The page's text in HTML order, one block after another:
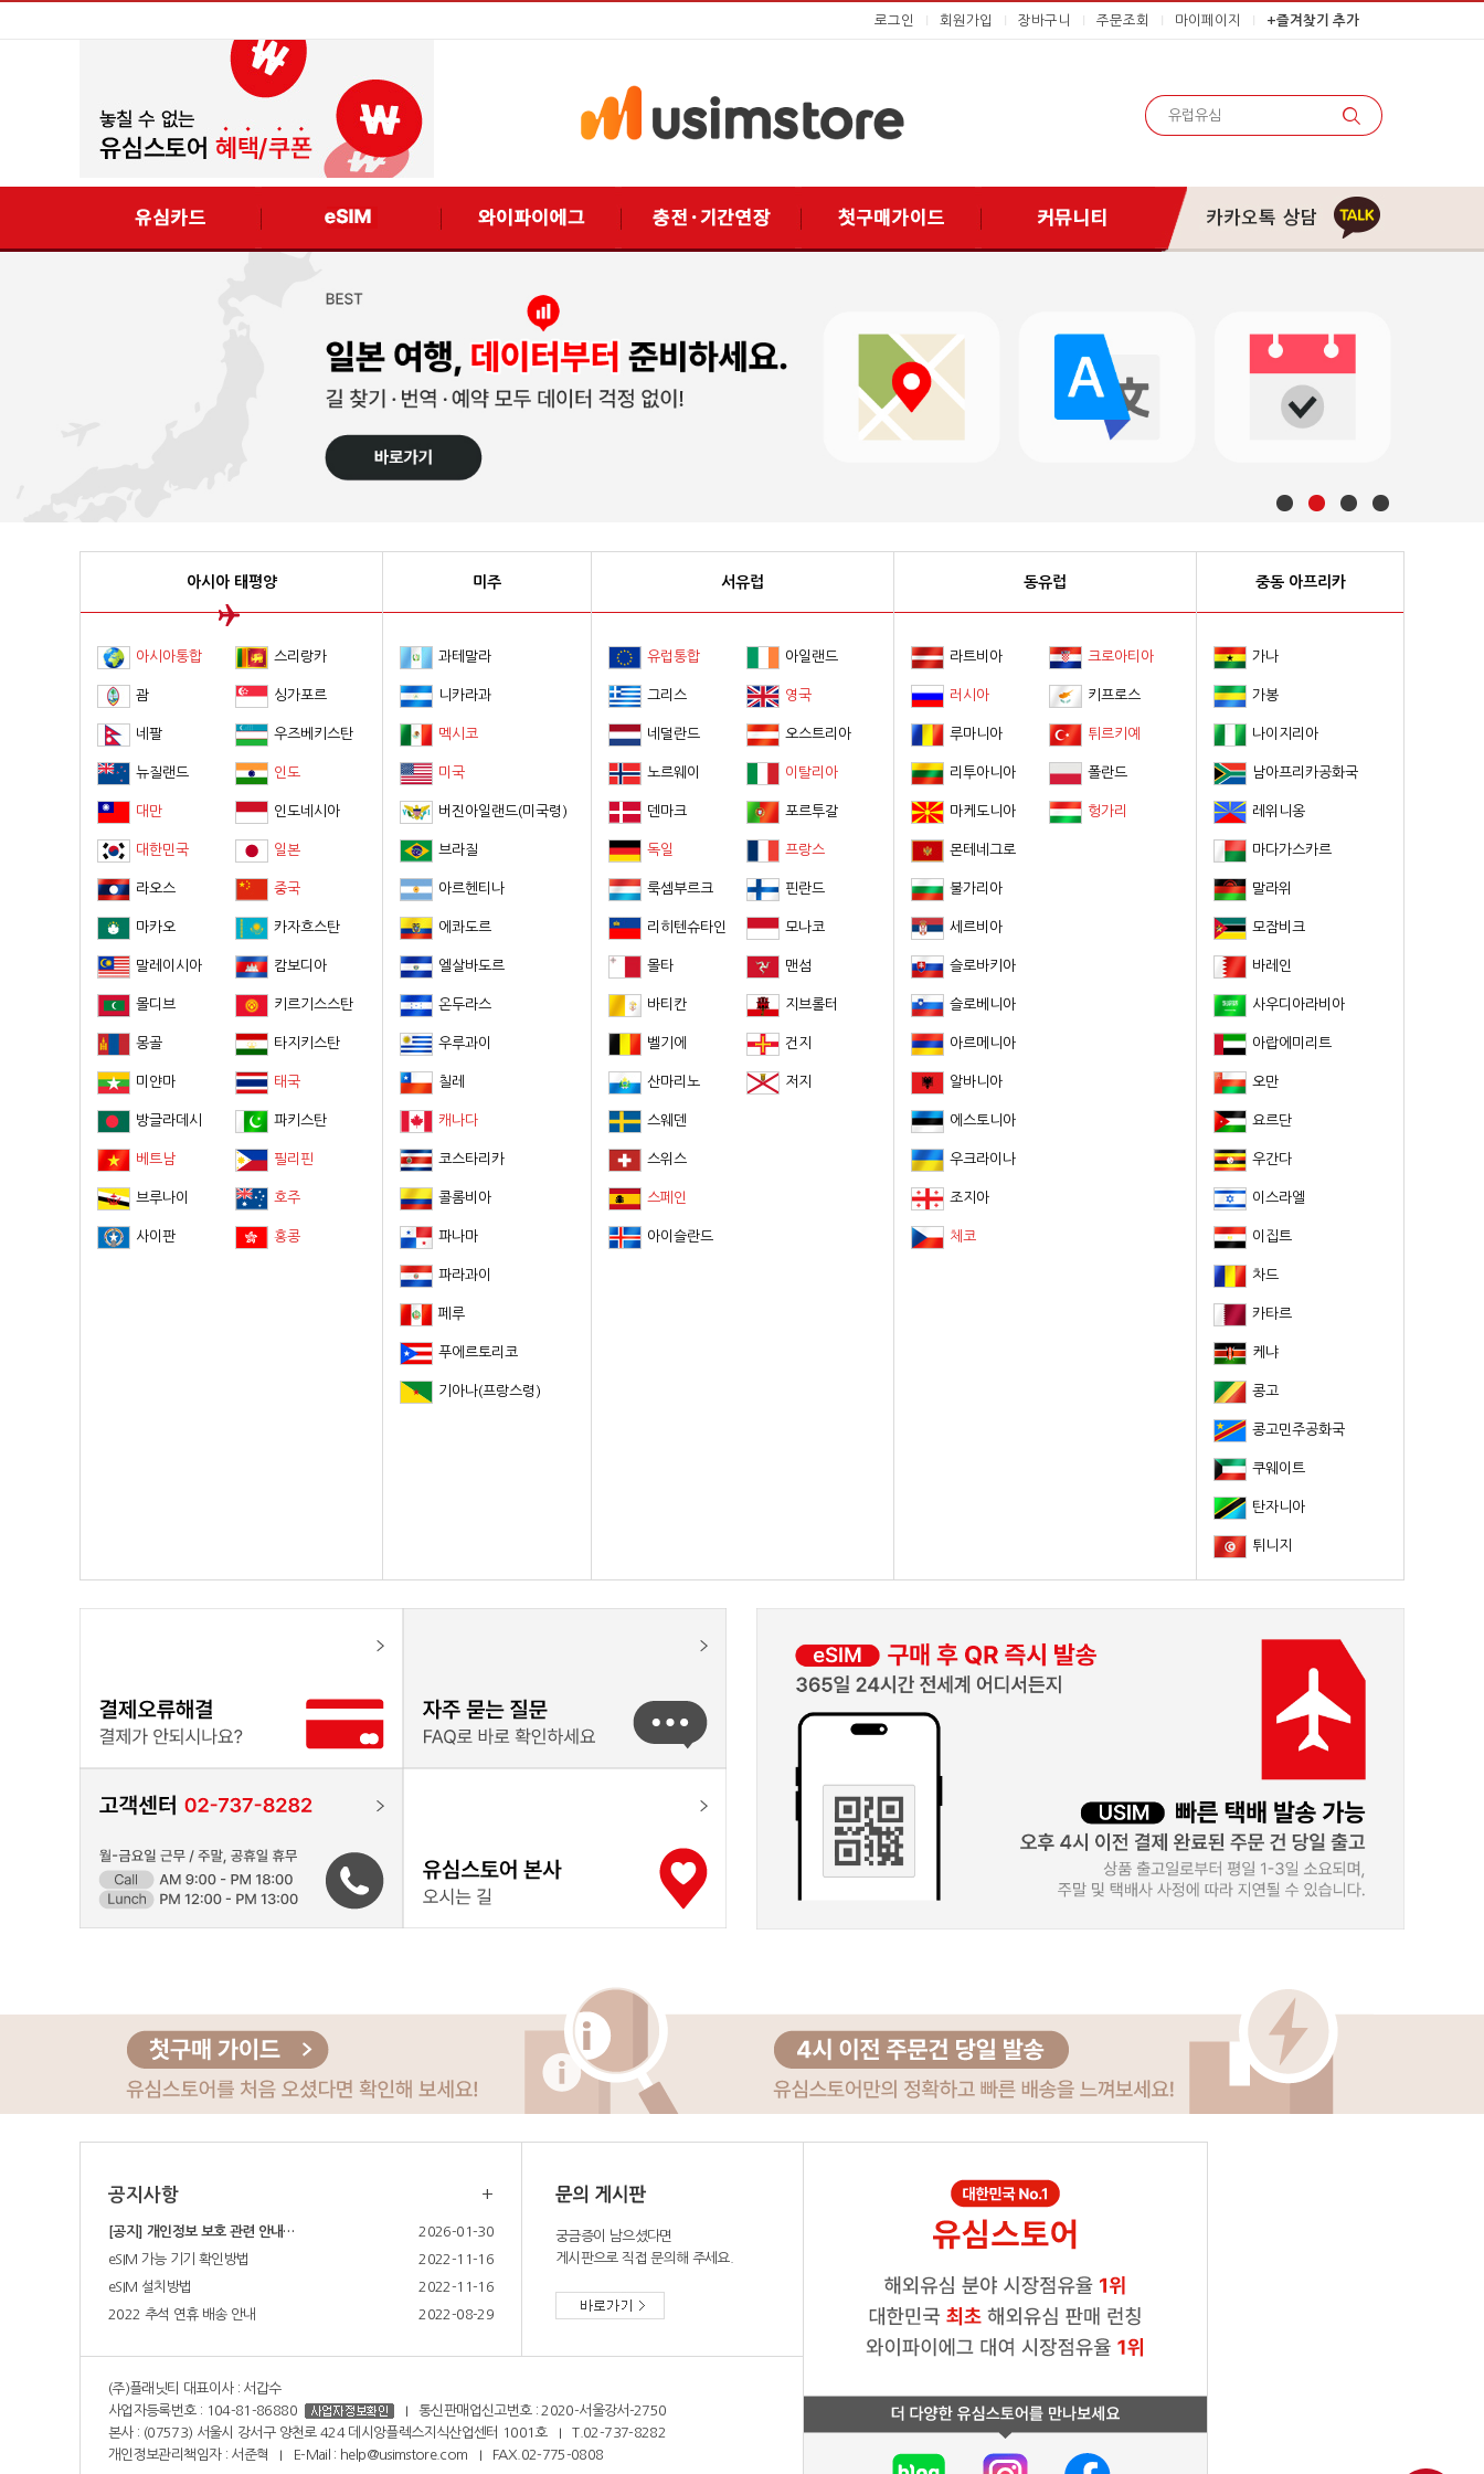
로그인 회원가입 장바구니 주문조회 마이페이지 +즐겨찾기 추가
아시아 태평양
아시아통합
괌
네팔
뉴질랜드
대만
대한민국
라오스
마카오
말레이시아
몰디브
몽골
미얀마
방글라데시
베트남
브루나이
사이판
스리랑카
싱가포르
우즈베키스탄
인도
인도네시아
일본
중국
카자흐스탄
캄보디아
키르기스스탄
타지키스탄
태국
파키스탄
필리핀
호주
홍콩
미주
과테말라
니카라과
멕시코
미국
버진아일랜드(미국령)
브라질
아르헨티나
에콰도르
엘살바도르
온두라스
우루과이
칠레
캐나다
코스타리카
콜롬비아
파나마
파라과이
페루
푸에르토리코
기아나(프랑스령)
서유럽
유럽통합
그리스
네덜란드
노르웨이
덴마크
독일
룩셈부르크
리히텐슈타인
몰타
바티칸
벨기에
산마리노
스웨덴
스위스
스페인
아이슬란드
아일랜드
영국
오스트리아
이탈리아
포르투갈
프랑스
핀란드
모나코
맨섬
지브롤터
건지
저지
동유럽
라트비아
러시아
루마니아
리투아니아
마케도니아
몬테네그로
불가리아
세르비아
슬로바키아
슬로베니아
아르메니아
알바니아
에스토니아
우크라이나
조지아
체코
크로아티아
키프로스
튀르키예
폴란드
헝가리
중동 아프리카
가나
가봉
나이지리아
남아프리카공화국
레위니옹
마다가스카르
말라위
모잠비크
바레인
사우디아라비아
아랍에미리트
오만
요르단
우간다
이스라엘
이집트
차드
카타르
케냐
콩고
콩고민주공화국
쿠웨이트
탄자니아
튀니지
공지사항 +
[공지] 개인정보 보호 관련 안내…
2026-01-30
eSIM 가능 기기 확인방법
2022-11-16
eSIM 설치방법
2022-11-16
2022 추석 연휴 배송 안내
2022-08-29
궁금증이 남으셨다면
게시판으로 직접 문의해 주세요.
(주)플래닛티 대표이사 : 서갑수
사업자등록번호 : 104-81-86880
I 통신판매업신고번호 : 2020-서울강서-2750
본사 : (07573) 서울시 강서구 양천로 424 데시앙플렉스지식산업센터 1001호I T. 02-737-8282
개인정보관리책임자 : 서준혁 I E-Mail : help@usimstore.com I FAX.02-775-0808